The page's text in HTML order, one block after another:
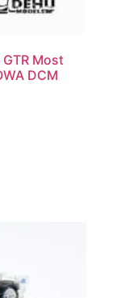
Most
DCM